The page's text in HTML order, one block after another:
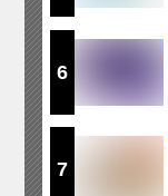
6
7